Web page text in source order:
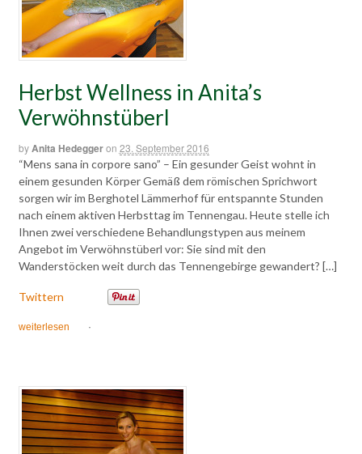
Herbst Wellness in Anita’s
Verwöhnstüberl
byAnita Hedeggeron 23. September 2016
“Mens sana in corpore sano” – Ein gesunder Geist wohnt in
einem gesunden Körper Gemäß dem römischen Sprichwort
sorgen wir im Berghotel Lämmerhof für entspannte Stunden
nach einem aktiven Herbsttag im Tennengau. Heute stelle ich
Ihnen zwei verschiedene Behandlungstypen aus meinem
Angebot im Verwöhnstüberl vor: Sie sind mit den
Wanderstöcken weit durch das Tennengebirge gewandert? […]
Twittern
weiterlesen ·